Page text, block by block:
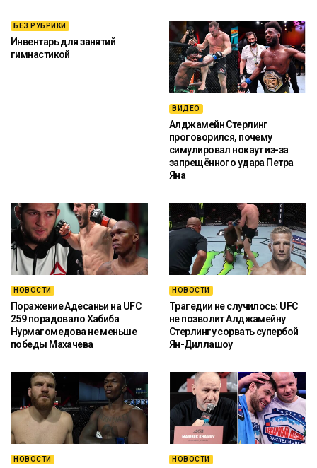
БЕЗ РУБРИКИ
Инвентарь для занятий
гимнастикой
ВИДЕО
Алджамейн Стерлинг
проговорился, почему
симулировал нокаут из-за
запрещённого удара Петра
Яна
НОВОСТИ
Поражение Адесаньи на UFC
259 порадовало Хабиба
Нурмагомедова не меньше
победы Махачева
НОВОСТИ
Трагедии не случилось: UFC
не позволит Алджамейну
Стерлингу сорвать супербой
Ян-Диллашоу
НОВОСТИ НОВОСТИ